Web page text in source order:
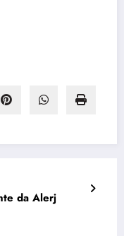
da Alerj